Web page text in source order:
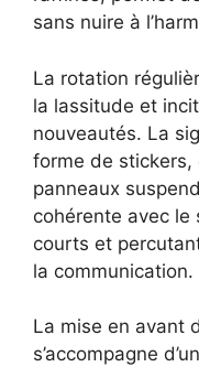
sans nuire à
La rotation
la lassitude et
nouveautés. La
forme de stickers,
panneaux
cohérente avec le
courts et
la communication.
La mise en avant
s’accompagne